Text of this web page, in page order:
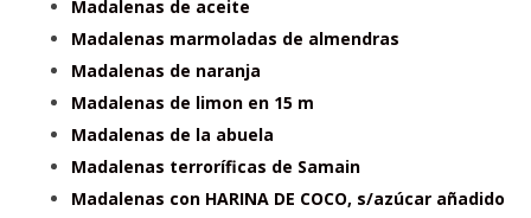
Madalenas de aceite
Madalenas marmoladas de almendras
Madalenas de naranja
Madalenas de limon en 15 m
Madalenas de la abuela
Madalenas terroríficas de Samain
Madalenas con HARINA DE COCO, s/azúcar añadido